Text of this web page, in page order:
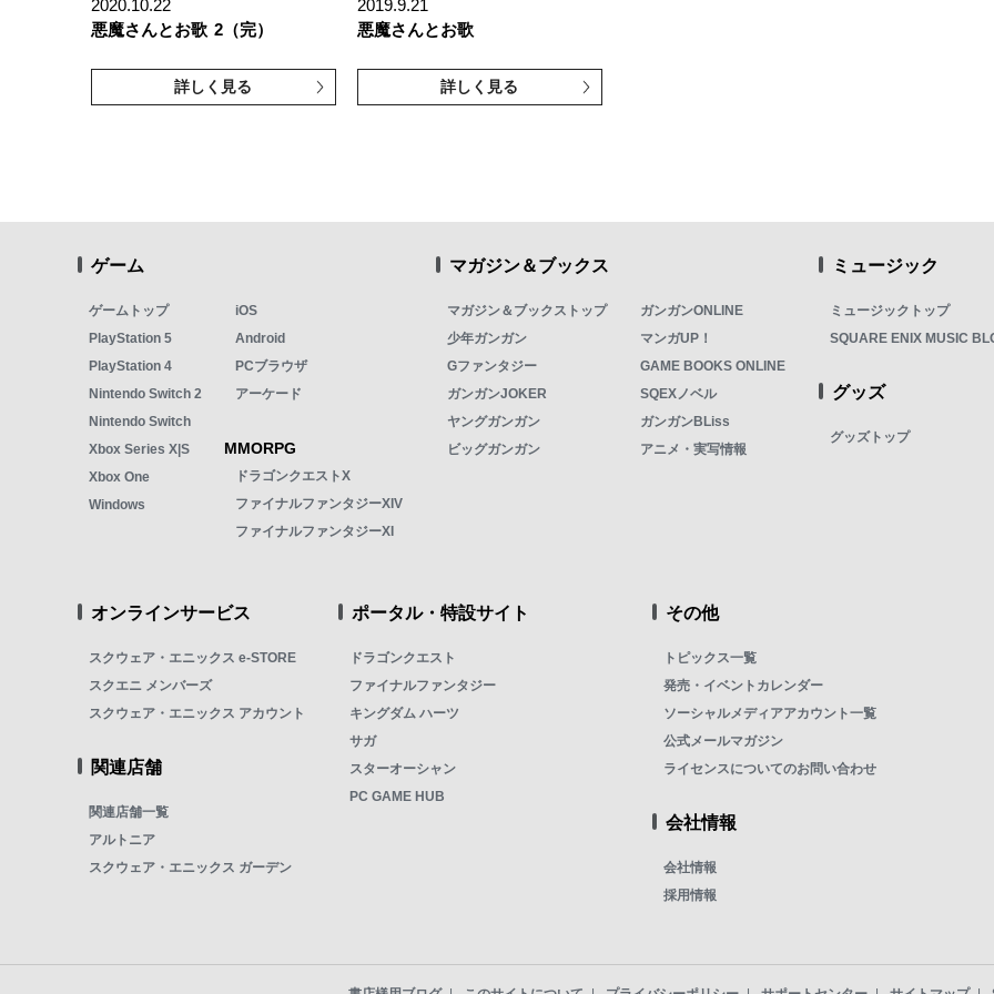
2020.10.22
悪魔さんとお歌 2（完）
詳しく見る
2019.9.21
悪魔さんとお歌
詳しく見る
ゲーム
ゲームトップ
PlayStation 5
PlayStation 4
Nintendo Switch 2
Nintendo Switch
Xbox Series X|S
Xbox One
Windows
iOS
Android
PCブラウザ
アーケード
MMORPG
ドラゴンクエストX
ファイナルファンタジーXIV
ファイナルファンタジーXI
マガジン＆ブックス
マガジン＆ブックストップ
少年ガンガン
Gファンタジー
ガンガンJOKER
ヤングガンガン
ビッグガンガン
ガンガンONLINE
マンガUP！
GAME BOOKS ONLINE
SQEXノベル
ガンガンBLiss
アニメ・実写情報
ミュージック
ミュージックトップ
SQUARE ENIX MUSIC
グッズ
グッズトップ
オンラインサービス
スクウェア・エニックス e-STORE
スクエニ メンバーズ
スクウェア・エニックス アカウント
関連店舗
関連店舗一覧
アルトニア
スクウェア・エニックス ガーデン
ポータル・特設サイト
ドラゴンクエスト
ファイナルファンタジー
キングダム ハーツ
サガ
スターオーシャン
PC GAME HUB
その他
トピックス一覧
発売・イベントカレンダー
ソーシャルメディアアカウント一覧
公式メールマガジン
ライセンスについてのお問い合わせ
会社情報
会社情報
採用情報